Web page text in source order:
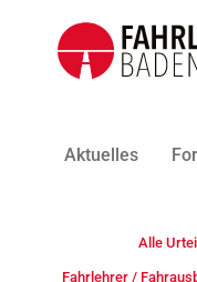
Aktuelles
Alle
Fahrlehrer /